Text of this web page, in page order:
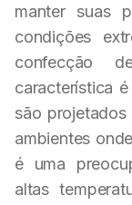
manter suas
condições
confecção
característica
são
ambientes
é uma
altas